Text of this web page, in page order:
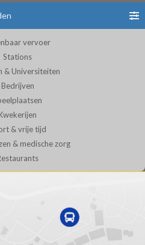
vervoer
Stations
& Universiteiten
Bedrijven
& vrije tijd
& medische zorg